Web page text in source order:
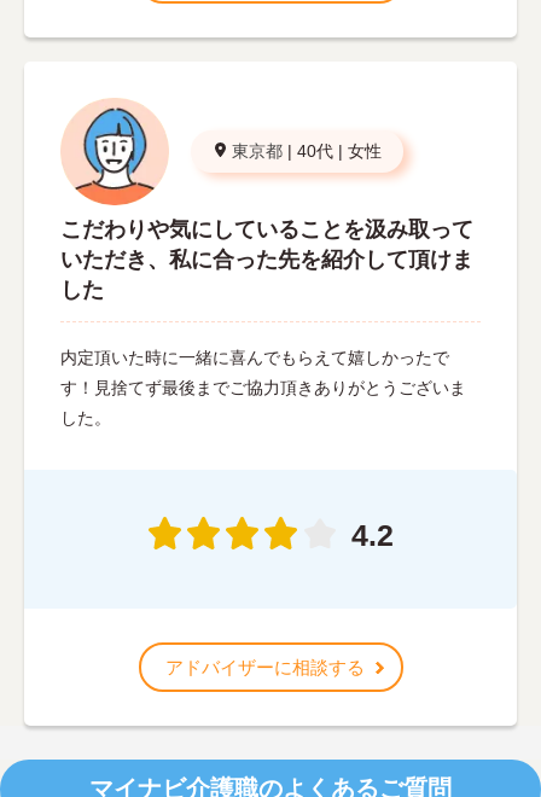
東京都 | 40代 | 女性
こだわりや気にしていることを汲み取って
いただき、私に合った先を紹介して頂けま
した
内定頂いた時に一緒に喜んでもらえて嬉しかったで
す！見捨てず最後までご協力頂きありがとうございま
した。
4.2
アドバイザーに相談する
マイナビ介護職のよくあるご質問